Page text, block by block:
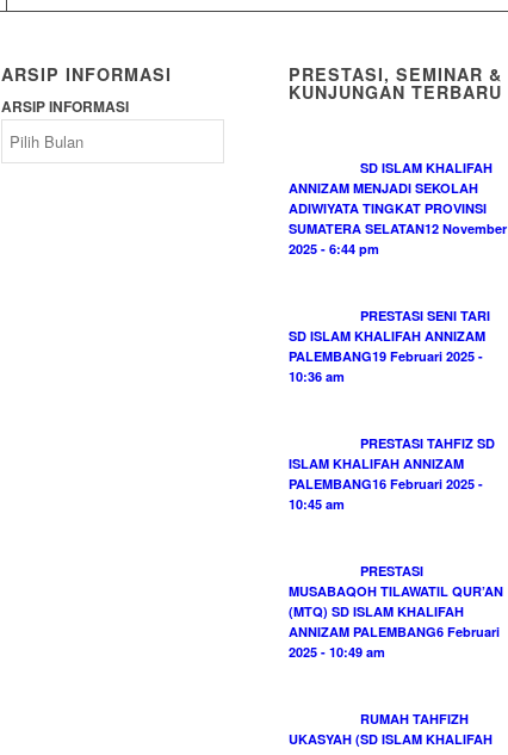
ARSIP INFORMASI
ARSIP INFORMASI
PRESTASI, SEMINAR &
KUNJUNGAN TERBARU
SD ISLAM KHALIFAH
ANNIZAM MENJADI SEKOLAH
ADIWIYATA TINGKAT PROVINSI
SUMATERA SELATAN12 November
2025 - 6:44 pm
PRESTASI SENI TARI
SD ISLAM KHALIFAH ANNIZAM
PALEMBANG19 Februari 2025 -
10:36 am
PRESTASI TAHFIZ SD
ISLAM KHALIFAH ANNIZAM
PALEMBANG16 Februari 2025 -
10:45 am
PRESTASI
MUSABAQOH TILAWATIL QUR’AN
(MTQ) SD ISLAM KHALIFAH
ANNIZAM PALEMBANG6 Februari
2025 - 10:49 am
RUMAH TAHFIZH
UKASYAH (SD ISLAM KHALIFAH